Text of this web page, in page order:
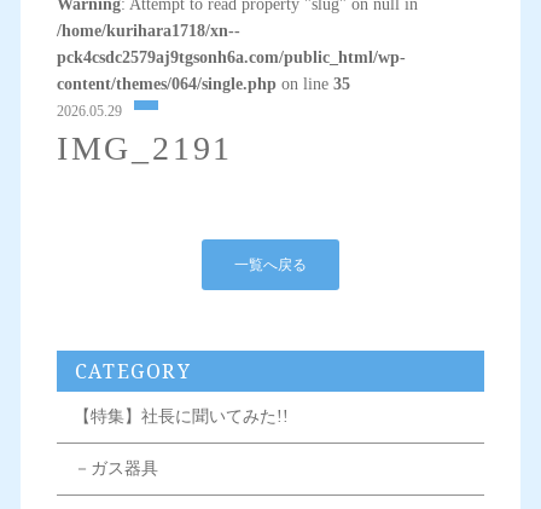
Warning: Attempt to read property "slug" on null in
/home/kurihara1718/xn--
pck4csdc2579aj9tgsonh6a.com/public_html/wp-
content/themes/064/single.phpon line 35
2026.05.29
IMG_2191
一覧へ戻る
CATEGORY
【特集】社長に聞いてみた!!
－ガス器具